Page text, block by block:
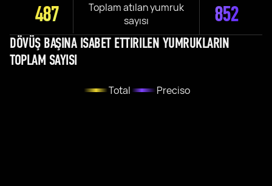
487
Toplam atılan yumruk
sayısı
852
DÖVÜŞ BAŞINA ISABET ETTIRILEN YUMRUKLARIN
TOPLAM SAYISI
Total Preciso